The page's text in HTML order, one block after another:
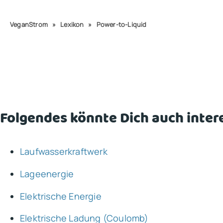
VeganStrom » Lexikon » Power-to-Liquid
Folgendes könnte Dich auch
Laufwasserkraftwerk
Lageenergie
Elektrische Energie
Elektrische Ladung (Coulomb)